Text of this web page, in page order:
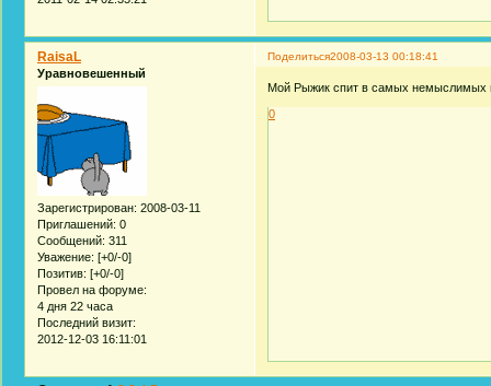
Поделиться2008-03-13 00:18:41
RaisaL
Уравновешенный
Зарегистрирован: 2008-03-11
Приглашений: 0
Сообщений: 311
Уважение: [+0/-0]
Позитив: [+0/-0]
Провел на форуме:
4 дня 22 часа
Последний визит:
2012-12-03 16:11:01
Мой Рыжик спит в самых немыслимых
0